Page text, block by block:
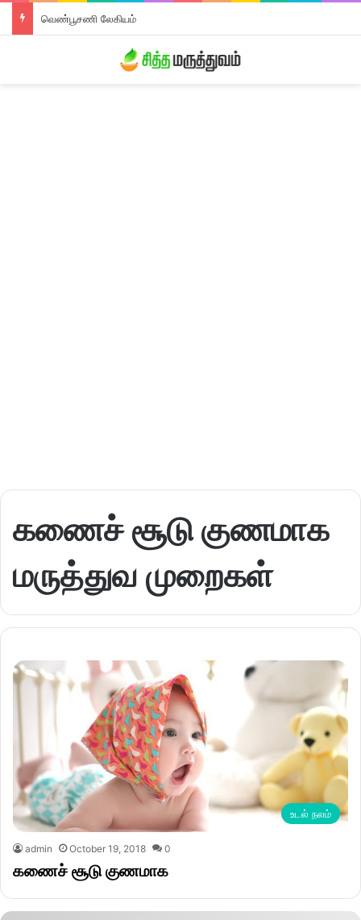
வெண்பூசணி லேகியம்
கணைச் சூடு குணமாக
மருத்துவ முறைகள்
உடல் நலம்
admin October 19, 2018 0
கணைச் சூடு குணமாக